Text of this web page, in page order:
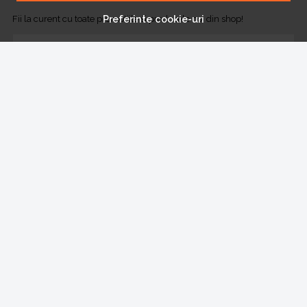
Preferinte cookie-uri
Fii la curent cu toate promotiile si produsele noi din shop!